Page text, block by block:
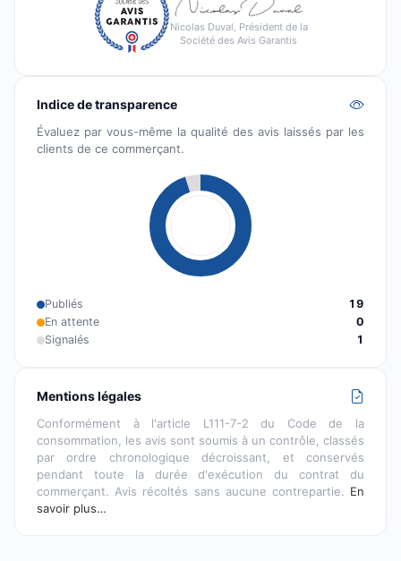
Nicolas Duval, Président de la
Société des Avis Garantis
Indice de transparence
Évaluez par vous-même la qualité des avis laissés par les
clients de ce commerçant.
Publiés
19
En attente
0
Signalés
1
Mentions légales
Conformément à l'article L111-7-2 du Code de la
consommation, les avis sont soumis à un contrôle, classés
par ordre chronologique décroissant, et conservés
pendant toute la durée d'exécution du contrat du
commerçant. Avis récoltés sans aucune contrepartie. En
savoir plus…